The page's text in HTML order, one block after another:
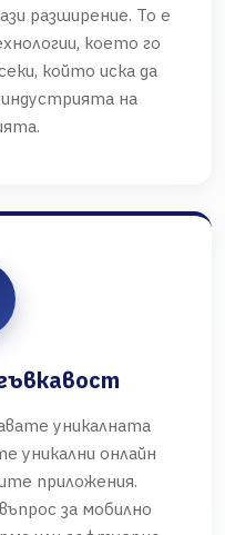
разширение. То е
което го
който иска да
индустрията на
уникалната
уникални онлайн
приложения.
за мобилно